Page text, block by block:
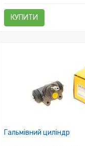
КУПИТИ
Гальмівний циліндр